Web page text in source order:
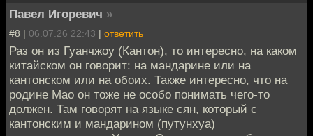
Павел Игоревич »
#8 | 06.07.26 22:43 | ответить
Раз он из Гуанчжоу (Кантон), то интересно, на каком
китайском он говорит: на мандарине или на
кантонском или на обоих. Также интересно, что на
родине Мао он тоже не особо понимать чего-то
должен. Там говорят на языке сян, который с
кантонским и мандарином (путунхуа)